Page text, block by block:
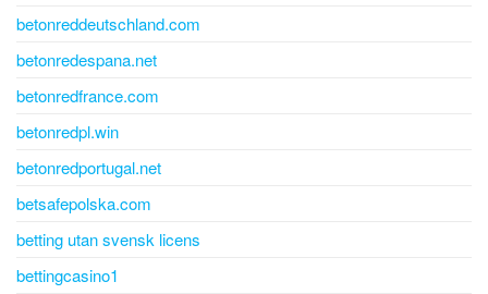
betonreddeutschland.com
betonredespana.net
betonredfrance.com
betonredpl.win
betonredportugal.net
betsafepolska.com
betting utan svensk licens
bettingcasino1